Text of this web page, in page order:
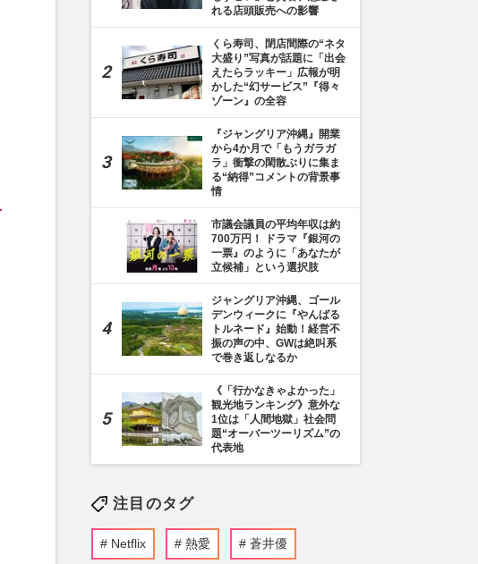
れる店頭販売への影響
くら寿司、閉店間際の“ネタ
大盛り”写真が話題に「出会
えたらラッキー」広報が明
かした“幻サービス”『得々
ゾーン』の全容
『ジャングリア沖縄』開業
から4か月で「もうガラガ
ラ」衝撃の閑散ぶりに集ま
る“納得”コメントの背景事
情
市議会議員の平均年収は約
700万円！ ドラマ『銀河の
一票』のように「あなたが
立候補」という選択肢
ジャングリア沖縄、ゴール
デンウィークに『やんばる
トルネード』始動！経営不
振の声の中、GWは絶叫系
で巻き返しなるか
《「行かなきゃよかった」
観光地ランキング》意外な
1位は「人間地獄」社会問
題“オーバーツーリズム”の
代表地
注目のタグ
Netflix 熱愛 蒼井優